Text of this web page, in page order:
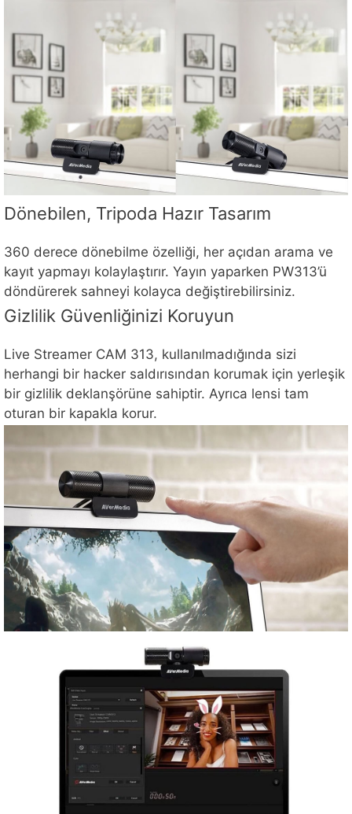
Dönebilen, Tripoda Hazır Tasarım
360 derece dönebilme özelliği, her açıdan arama ve
kayıt yapmayı kolaylaştırır. Yayın yaparken PW313’ü
döndürerek sahneyi kolayca değiştirebilirsiniz.
Gizlilik Güvenliğinizi Koruyun
Live Streamer CAM 313, kullanılmadığında sizi
herhangi bir hacker saldırısından korumak için yerleşik
bir gizlilik deklanşörüne sahiptir. Ayrıca lensi tam
oturan bir kapakla korur.